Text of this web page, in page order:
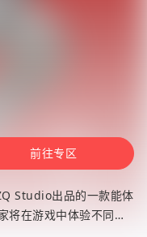
前往专区
Studio出品的一款能体
将在游戏中体验不同的